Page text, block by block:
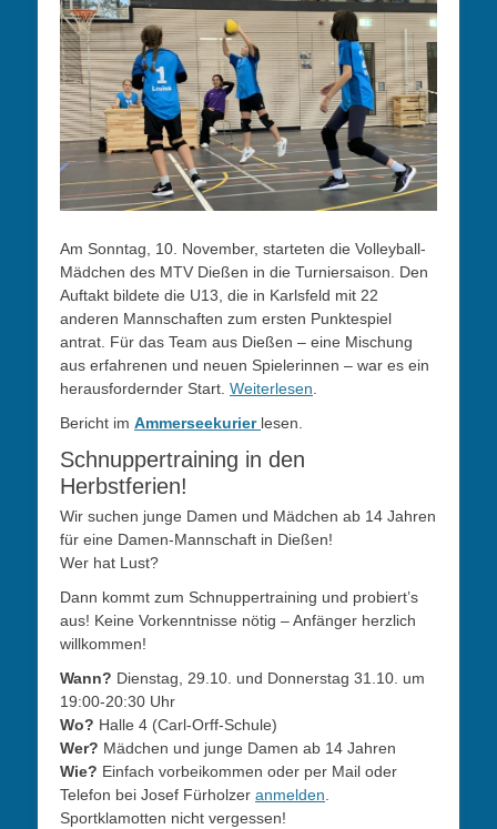
Am Sonntag, 10. November, starteten die Volleyball-
Mädchen des MTV Dießen in die Turniersaison. Den
Auftakt bildete die U13, die in Karlsfeld mit 22
anderen Mannschaften zum ersten Punktespiel
antrat. Für das Team aus Dießen – eine Mischung
aus erfahrenen und neuen Spielerinnen – war es ein
herausfordernder Start. Weiterlesen.
Bericht im Ammerseekurier lesen.
Schnuppertraining in den
Herbstferien!
Wir suchen junge Damen und Mädchen ab 14 Jahren
für eine Damen-Mannschaft in Dießen!
Wer hat Lust?
Dann kommt zum Schnuppertraining und probiert’s
aus! Keine Vorkenntnisse nötig – Anfänger herzlich
willkommen!
Wann? Dienstag, 29.10. und Donnerstag 31.10. um
19:00-20:30 Uhr
Wo? Halle 4 (Carl-Orff-Schule)
Wer? Mädchen und junge Damen ab 14 Jahren
Wie? Einfach vorbeikommen oder per Mail oder
Telefon bei Josef Fürholzer anmelden.
Sportklamotten nicht vergessen!